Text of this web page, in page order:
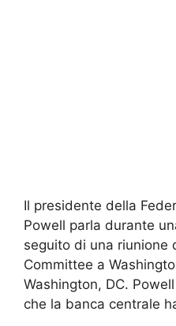
Il presidente della
Powell parla durante
seguito di una riunione
Committee a
Washington, DC.
che la banca centrale